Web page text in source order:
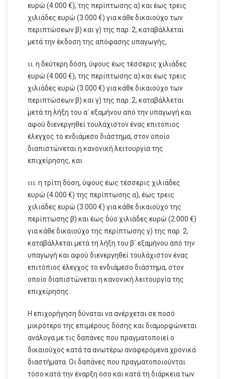
ευρώ (4.000 €), της περίπτωσης α) και έως τρεις
χιλιάδες ευρώ (3.000 €) για κάθε δικαιούχο των
περιπτώσεων β) και γ) της παρ. 2, καταβάλλεται
μετά την έκδοση της απόφασης υπαγωγής,
ιι. η δεύτερη δόση, ύψους έως τέσσερις χιλιάδες
ευρώ (4.000 €), της περίπτωσης α) και έως τρεις
χιλιάδες ευρώ (3.000 €) για κάθε δικαιούχο των
περιπτώσεων β) και γ) της παρ. 2, καταβάλλεται
μετά τη λήξη του α΄ εξαμήνου από την υπαγωγή και
αφού διενεργηθεί τουλάχιστον ένας επιτόπιος
έλεγχος το ενδιάμεσο διάστημα, στον οποίο
διαπιστώνεται η κανονική λειτουργία της
επιχείρησης, και
ιιι. η τρίτη δόση, ύψους έως τέσσερις χιλιάδες
ευρώ (4.000 €) της περίπτωσης α), έως τρεις
χιλιάδες ευρώ (3.000 €) για κάθε δικαιούχο της
περίπτωσης β) και έως δύο χιλιάδες ευρώ (2.000 €)
για κάθε δικαιούχο της περίπτωσης γ) της παρ. 2,
καταβάλλεται μετά τη λήξη του β΄ εξαμήνου από την
υπαγωγή και αφού διενεργηθεί τουλάχιστον ένας
επιτόπιος έλεγχος το ενδιάμεσο διάστημα, στον
οποίο διαπιστώνεται η κανονική λειτουργία της
επιχείρησης.
Η επιχορήγηση δύναται να ανέρχεται σε ποσό
μικρότερο της επιμέρους δόσης και διαμορφώνεται
ανάλογα με τις δαπάνες που πραγματοποιεί ο
δικαιούχος κατά τα ανωτέρω αναφερόμενα χρονικά
διαστήματα. Οι δαπάνες που πραγματοποιούνται
τόσο κατά την έναρξη όσο και κατά τη διάρκεια των